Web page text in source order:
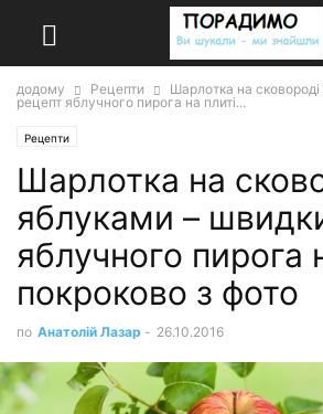
додому Рецепти
Шарлотка на
рецепт яблучного пирога на плиті...
Рецепти
Шарлотка на
яблуками –
яблучного пирога
покроково з фото
по Анатолій Лазар - 26.10.2016